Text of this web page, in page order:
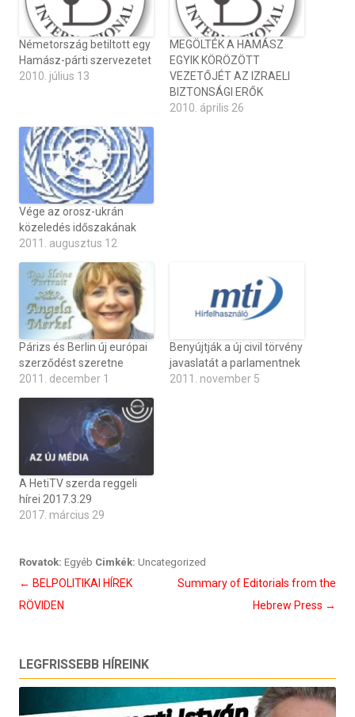
Németország betiltott egy
Hamász-párti szervezetet
2010. július 13
MEGÖLTÉK A HAMÁSZ
EGYIK KÖRÖZÖTT
VEZETŐJÉT AZ IZRAELI
BIZTONSÁGI ERŐK
2010. április 26
Vége az orosz-ukrán
közeledés időszakának
2011. augusztus 12
Párizs és Berlin új európai
szerződést szeretne
2011. december 1
Benyújtják a új civil törvény
javaslatát a parlamentnek
2011. november 5
A HetiTV szerda reggeli
hírei 2017.3.29
2017. március 29
Rovatok: Egyéb Cimkék: Uncategorized
Bejegyzés
navigáció
← BELPOLITIKAI HÍREK
RÖVIDEN
Summary of Editorials from the
Hebrew Press →
LEGFRISSEBB HÍREINK